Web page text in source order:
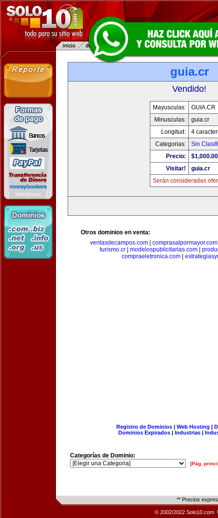
guia.cr
Vendido!
Mayusculas:
GUIA.CR
Minusculas:
guia.cr
Longitud:
4
Categorias:
Sin
Precio:
$1,000.00
Visitar!
guia.cr
Serán consideradas
Otros dominios en venta:
ventasdecampos.com| comprasalpormayor.com
turismo.cr
modelospublicitarias.com
compraeletronica.com
Registro de Dominios| Web Hosting |
Dominios Expirados | Industrias |
Categorías de Dominio:
[Pág.
** Precios
© 2002/2022 Solo10.com